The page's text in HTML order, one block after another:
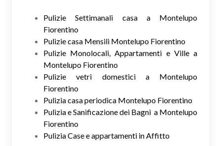
Pulizie Settimanali casa a Montelupo
Fiorentino
Pulizie casa Mensili Montelupo Fiorentino
Pulizie Monolocali, Appartamenti e Ville a
Montelupo Fiorentino
Pulizie vetri domestici a Montelupo
Fiorentino
Pulizia casa periodica Montelupo Fiorentino
Pulizia e Sanificazione dei Bagni a Montelupo
Fiorentino
Pulizia Case e appartamenti in Affitto